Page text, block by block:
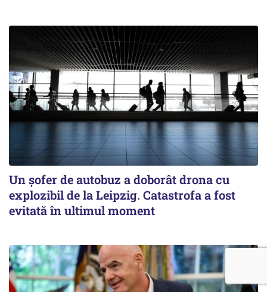
Un șofer de autobuz a doborât drona cu
explozibil de la Leipzig. Catastrofa a fost
evitată în ultimul moment